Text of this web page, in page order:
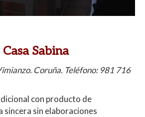
Sabina
Coruña. Teléfono: 981 716
con producto de
sincera sin elaboraciones